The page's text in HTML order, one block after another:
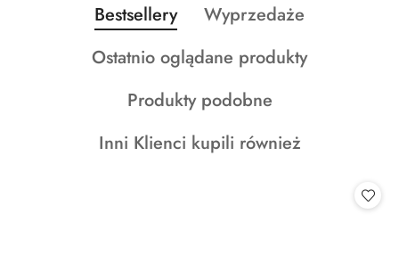
Pomiń karuzelę produktów
Produkty
o
statusie:
Bestsellery
Produkty
statusie:
Wyprzedaże
Produkty
statusie:
Ostatnio oglądane produkty
Produkty
statusie:
Produkty podobne
Produkty
Inni Klienci kupili również